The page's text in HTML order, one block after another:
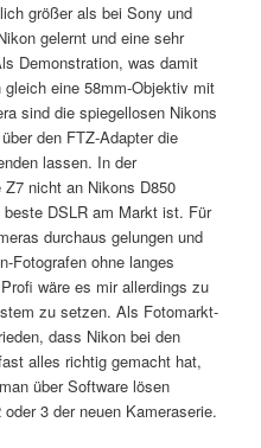
größer als bei Sony und
gelernt und eine sehr
Demonstration, was damit
eine 58mm-Objektiv mit
sind die spiegellosen Nikons
den FTZ-Adapter die
lassen. In der
nicht an Nikons D850
DSLR am Markt ist. Für
durchaus gelungen und
Fotografen ohne langes
wäre es mir allerdings zu
zu setzen. Als Fotomarkt-
dass Nikon bei den
alles richtig gemacht hat,
über Software lösen
3 der neuen Kameraserie.